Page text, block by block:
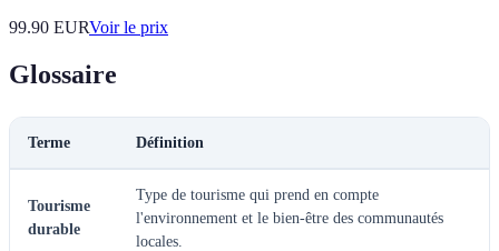
99.90 EURVoir le prix
Glossaire
Terme Définition
Tourisme
durable
Type de tourisme qui prend en compte
l'environnement et le bien-être des communautés
locales.